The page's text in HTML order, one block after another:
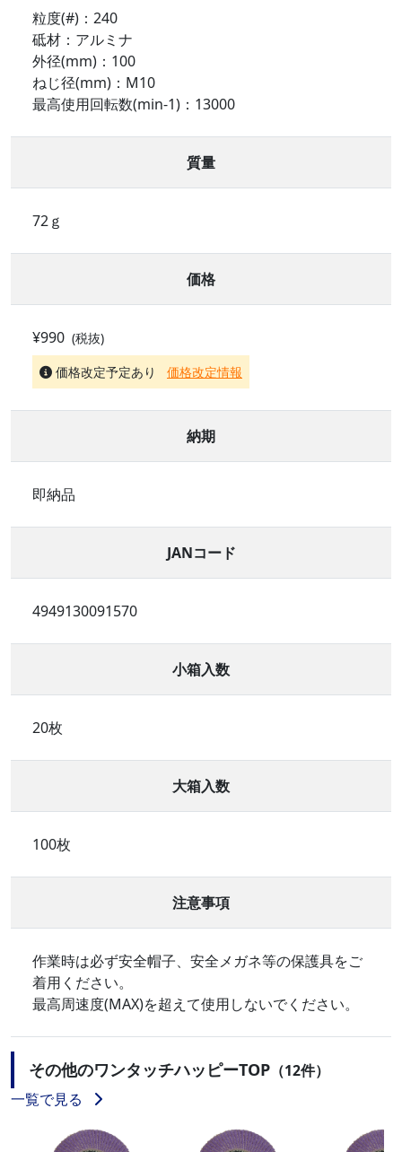
粒度(#)：240
砥材：アルミナ
外径(mm)：100
ねじ径(mm)：M10
最高使用回転数(min-1)：13000
質量
72ｇ
価格
¥990 (税抜)
価格改定予定あり
価格改定情報
納期
即納品
JANコード
4949130091570
小箱入数
20枚
大箱入数
100枚
注意事項
作業時は必ず安全帽子、安全メガネ等の保護具をご
着用ください。
最高周速度(MAX)を超えて使用しないでください。
その他のワンタッチハッピーTOP （12件）
一覧で見る